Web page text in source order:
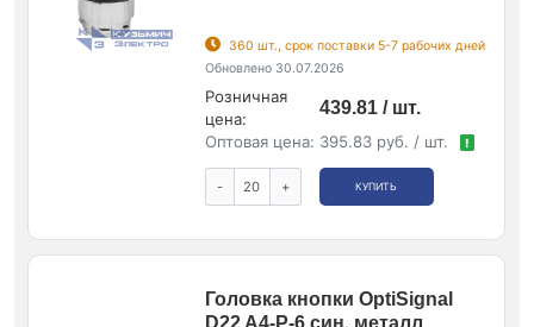
360 шт., срок поставки 5-7 рабочих дней
Обновлено 30.07.2026
Розничная
цена:
439.81 / шт.
Оптовая цена: 395.83 руб. / шт. !
- + КУПИТЬ
Головка кнопки OptiSignal